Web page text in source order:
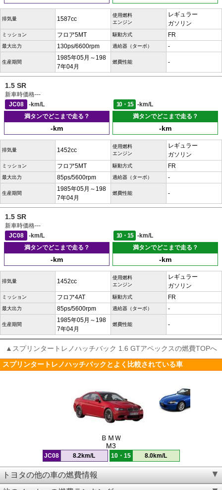
排気量 1587cc
使用燃料
エンジン
レギュラー
ガソリン
ミッション フロア5MT 駆動方式 FR
最大出力 130ps/6600rpm 過給器（ターボ） -
生産期間
1985年05月～198
7年04月
燃費性能 -
1.5 SR
新車時価格---
JC08
-km/L 10・15
-km/L
満タンでどこまで走る？
-km
満タンでどこまで走る？
-km
排気量 1452cc
使用燃料
エンジン
レギュラー
ガソリン
ミッション フロア5MT 駆動方式 FR
最大出力 85ps/5600rpm 過給器（ターボ） -
生産期間
1985年05月～198
7年04月
燃費性能 -
1.5 SR
新車時価格---
JC08
-km/L 10・15
-km/L
満タンでどこまで走る？
-km
満タンでどこまで走る？
-km
排気量 1452cc
使用燃料
エンジン
レギュラー
ガソリン
ミッション フロア4AT 駆動方式 FR
最大出力 85ps/5600rpm 過給器（ターボ） -
生産期間
1985年05月～198
7年04月
燃費性能 -
▲スプリンタートレノハッチバック 1.6 GTアペックスの燃費TOPへ
スプリンタートレノハッチバックとよく比較されている車
ＢＭＷ
M3
JC08 8.2km/L 10・15 8.0km/L
トヨタの他の車の燃費情報